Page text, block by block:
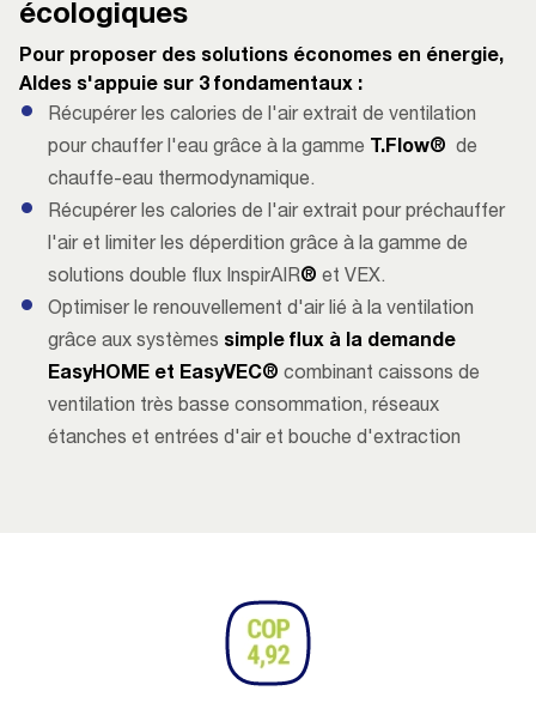
écologiques
Pour proposer des solutions économes en énergie,
Aldes s'appuie sur 3 fondamentaux :
Récupérer les calories de l'air extrait de ventilation
pour chauffer l'eau grâce à la gamme T.Flow® de
chauffe-eau thermodynamique.
Récupérer les calories de l'air extrait pour préchauffer
l'air et limiter les déperdition grâce à la gamme de
solutions double flux InspirAIR® et VEX.
Optimiser le renouvellement d'air lié à la ventilation
grâce aux systèmes simple flux à la demande
EasyHOME et EasyVEC® combinant caissons de
ventilation très basse consommation, réseaux
étanches et entrées d'air et bouche d'extraction